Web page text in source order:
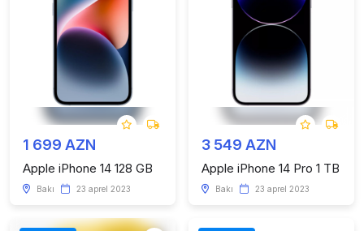
1 699 AZN
Apple iPhone 14 128 GB
Bakı 23 aprel 2023
3 549 AZN
Apple iPhone 14 Pro 1 TB
Bakı 23 aprel 2023